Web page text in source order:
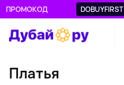
ПРОМОКОД DOBUYFIRST
Платья